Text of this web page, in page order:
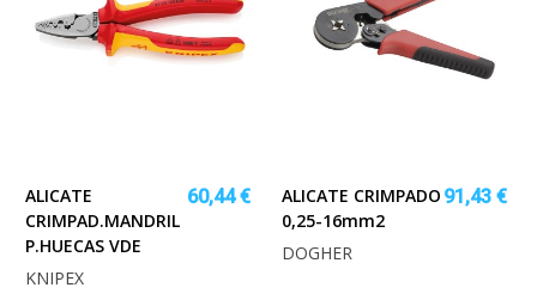
ALICATE
CRIMPAD.MANDRIL
P.HUECAS VDE
60,44 €
KNIPEX
ALICATE CRIMPADO
0,25-16mm2
91,43 €
DOGHER